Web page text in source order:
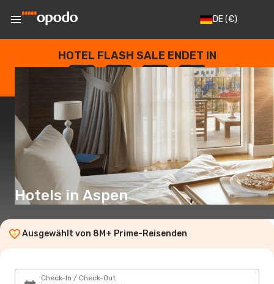
DE(€)
HOTEL FLASH SALE ENDET IN
--
TAGE
: --
STUNDEN
: --
SEKUNDEN
Hotels in Aspen
Ausgewählt von 8M+ Prime-Reisenden
Check-In / Check-Out